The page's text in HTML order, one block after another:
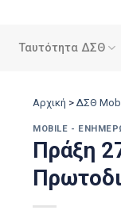
Ταυτότητα ΔΣΘ
Αρχική > ΔΣΘ
MOBILE -
Πράξη